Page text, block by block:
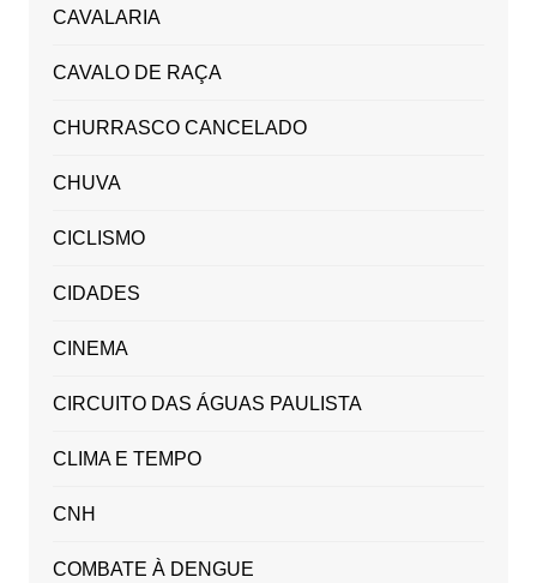
CAVALARIA
CAVALO DE RAÇA
CHURRASCO CANCELADO
CHUVA
CICLISMO
CIDADES
CINEMA
CIRCUITO DAS ÁGUAS PAULISTA
CLIMA E TEMPO
CNH
COMBATE À DENGUE